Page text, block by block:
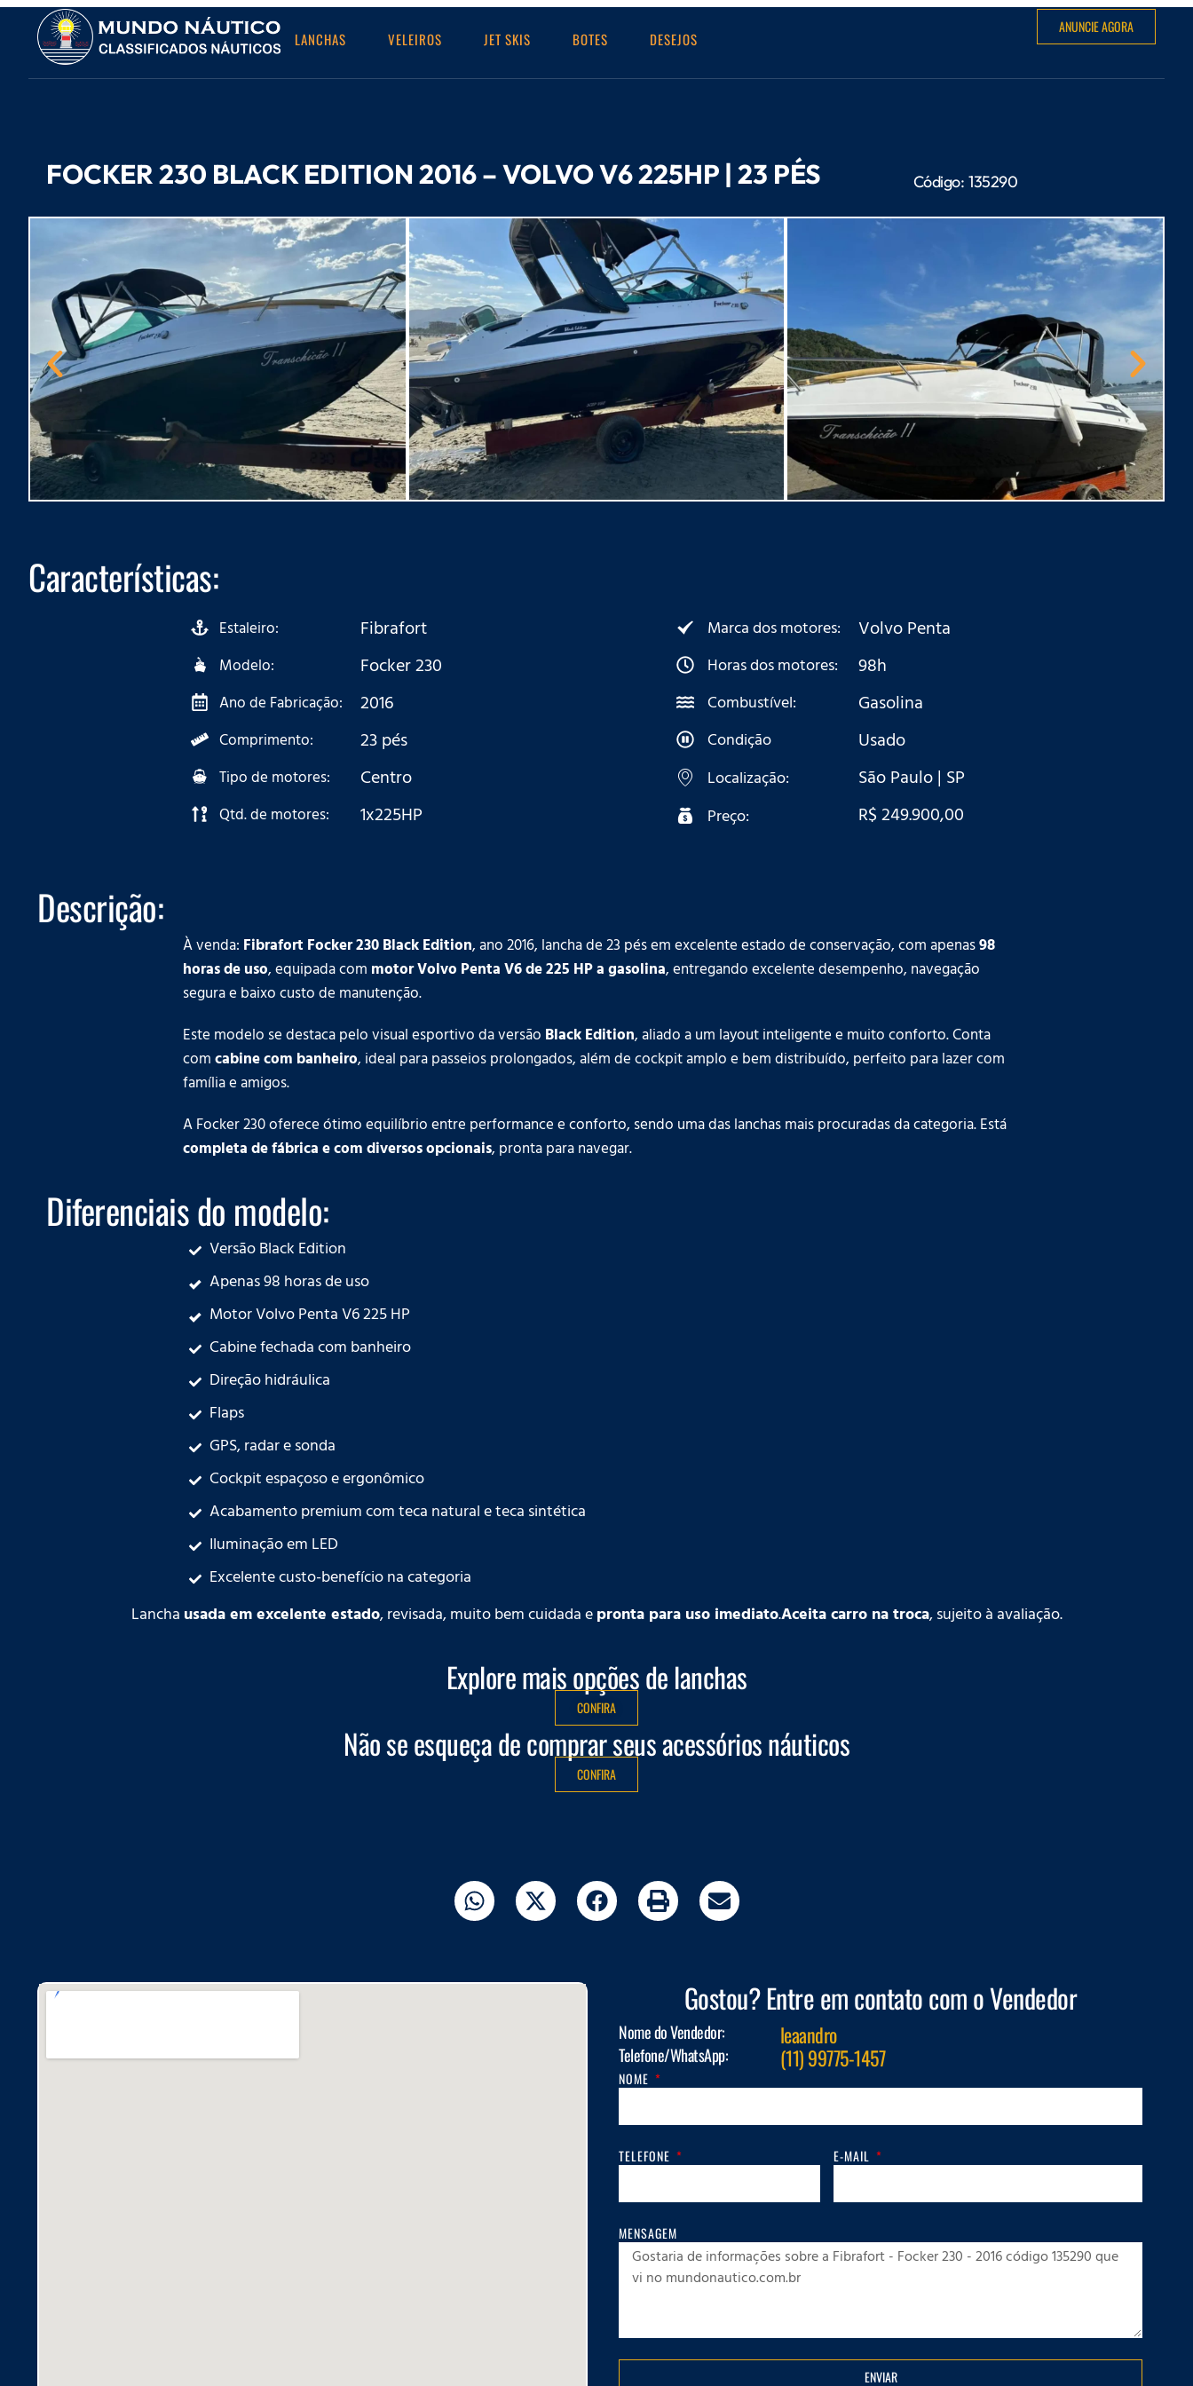
LANCHAS VELEIROS JET SKIS BOTES DESEJOS
ANUNCIE AGORA
FOCKER 230 BLACK EDITION 2016 – VOLVO V6 225HP | 23 PÉS Código: 135290
Características:
Estaleiro:
Modelo:
Ano de Fabricação:
Comprimento:
Tipo de motores:
Qtd. de motores:
Fibrafort
Focker 230
2016
23 pés
Centro
1x225HP
Marca dos motores:
Horas dos motores:
Combustível:
Condição
Localização:
Preço:
Volvo Penta
98h
Gasolina
Usado
São Paulo | SP
R$ 249.900,00
Descrição:
À venda:Fibrafort Focker 230 Black Edition, ano 2016, lancha de 23 pés em excelente estado de conservação, com apenas98
horas de uso, equipada commotor Volvo Penta V6 de 225 HP a gasolina, entregando excelente desempenho, navegação
segura e baixo custo de manutenção.
Este modelo se destaca pelo visual esportivo da versãoBlack Edition, aliado a um layout inteligente e muito conforto. Conta
comcabine com banheiro, ideal para passeios prolongados, além de cockpit amplo e bem distribuído, perfeito para lazer com
família e amigos.
A Focker 230 oferece ótimo equilíbrio entre performance e conforto, sendo uma das lanchas mais procuradas da categoria. Está
completa de fábrica e com diversos opcionais, pronta para navegar.
Diferenciais do modelo:
Versão Black Edition
Apenas 98 horas de uso
Motor Volvo Penta V6 225 HP
Cabine fechada com banheiro
Direção hidráulica
Flaps
GPS, radar e sonda
Cockpit espaçoso e ergonômico
Acabamento premium com teca natural e teca sintética
Iluminação em LED
Excelente custo-benefício na categoria
Lanchausada em excelente estado, revisada, muito bem cuidada epronta para uso imediato.Aceita carro na troca, sujeito à avaliação.
Explore mais opções de lanchas
CONFIRA
Não se esqueça de comprar seus acessórios náuticos
CONFIRA
Gostou? Entre em contato com o Vendedor
Nome do Vendedor: leaandro
Telefone/WhatsApp: (11) 99775-1457
NOME
TELEFONE E-MAIL
MENSAGEM
ENVIAR